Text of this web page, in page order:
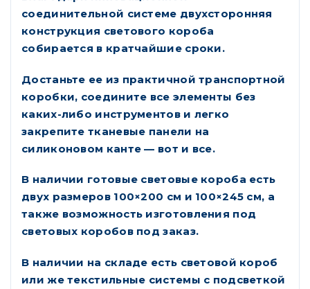
соединительной системе двухсторонняя
конструкция светового короба
собирается в кратчайшие сроки.
Достаньте ее из практичной транспортной
коробки, соедините все элементы без
каких-либо инструментов и легко
закрепите тканевые панели на
силиконовом канте — вот и все.
В наличии готовые световые короба есть
двух размеров 100×200 см и 100×245 см, а
также возможность изготовления под
световых коробов под заказ.
В наличии на складе есть световой короб
или же текстильные системы с подсветкой